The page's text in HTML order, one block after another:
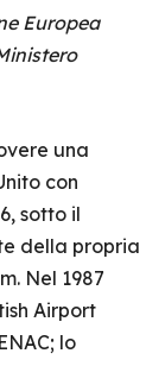
Europea
una
con
sotto il
della propria
Nel 1987
Airport
lo